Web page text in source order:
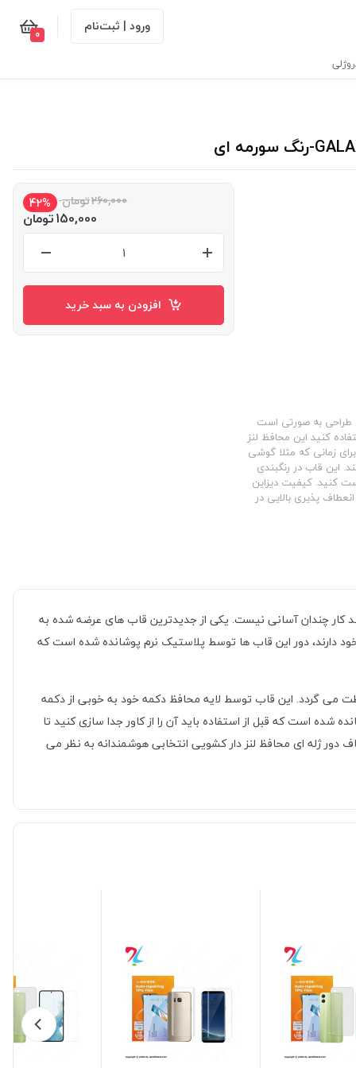
ورود | ثبت‌نام 0
طراحی به صورتی است
کنید این محافظ لنز
زمانی که مثلا گوشی
این قاب در رنگبندی
کنید. کیفیت دیزاین
پذیری بالایی در
260,000تومان 42%
150,000تومان
افزودن به سبد خرید
کار چندان آسانی نیست. یکی از جدیدترین قاب های عرضه شده به
دارند، دور این قاب ها توسط پلاستیک نرم پوشانده شده است که
می گردد. این قاب توسط لایه محافظ دکمه خود به خوبی از دکمه
است که قبل از استفاده باید آن را از کاور جدا سازی کنید تا
ژله ای محافظ لنز دار کشویی انتخابی هوشمندانه به نظر می